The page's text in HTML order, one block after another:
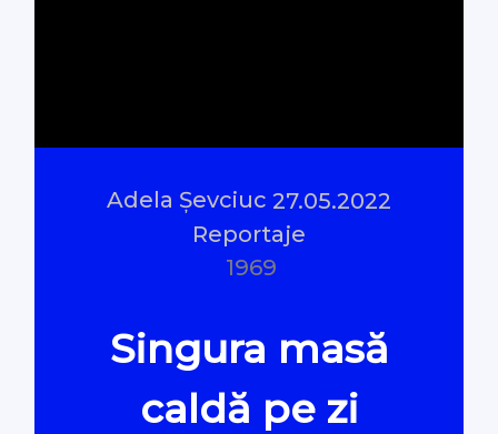
Documentare
Oamenii Legii
Adela Șevciuc 27.05.2022
Reportaje
1969
Singura masă
caldă pe zi